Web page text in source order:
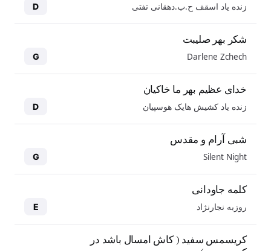
زنده یاد اسقف ح.ب.دهقانی تفتی D
شکر بهر صلیبت
Darlene Zchech
G
خدای عظیم بهر ما خاکیان
زنده یاد کشیش هایک هوسپیان D
شبی آرام و مقدس
Silent Night
G
کلمه جاودانی
روزبه نجارنژاد E
کریسمس سفید ( کاش امسال باشد در